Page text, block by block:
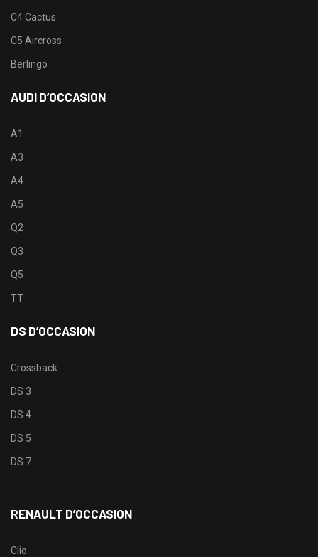
C4 Cactus
C5 Aircross
Berlingo
AUDI D’OCCASION
A1
A3
A4
A5
Q2
Q3
Q5
TT
DS D’OCCASION
Crossback
DS 3
DS 4
DS 5
DS 7
RENAULT D’OCCASION
Clio